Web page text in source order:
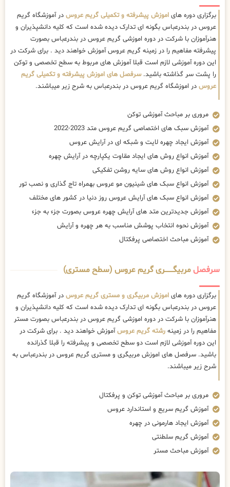
برگزاری دوره های اموزش پیشرفته و تکمیلی گریم عروس در آموزشگاه گریم
عروس در بندرعباس بگونه ای تدارک دیده شده است که کلیه دانشپذیران و
هنرآموزان با شرکت در دوره اموزشی گریم عروس در بندرعباس بصورت
پیشرفته مفاهیم را در زمینه گریم عروس آموزش خواهند دید . برای شرکت در
این دوره آموزشی لازم است قبلا آموزش های مربوط به سطح تخصصی و توکن
را پشت سر گذاشته باشید.سرفصل های اموزش پیشرفته و تکمیلی گریم
عروس در اموزشگاه گریم عروس در بندرعباس به شرح زیر میباشند.
مروری بر مباحث آموزشی توکن
آموزش سبک های اختصاصی گریم عروس متد 2023-2022
آموزش ایجاد چهره لایت و شبکه ای در آرایش عروس
آموزش انواع روش های ایجاد مقاوت یکپارچه در آرایش چهره
آموزش انواع روش های سایه روشن تفکیکی
آموزش انواع سبک های شینیون مو عروس بهمراه تاج گذاری و نصب تور
آموزش انواع سبک های آرایش عروس روز دنیا در کشور های مختلف
آموزش جدیدترین متد های آرایش چهره عروس بصورت جزء به جزء
آموزش نحوه انتخاب پوشش مناسب به هر چهره و آرایش
آموزش مباحث اختصاصی پرفکتال
سرفصلمربیگــــــــری گریم عروس (سطح مستری)
برگزاری دوره های اموزش مربیگری و مستری گریم عروس در آموزشگاه گریم
عروس در بندرعباس بگونه ای تدارک دیده شده است که کلیه دانشپذیران و
هنرآموزان با شرکت در دوره اموزشی گریم عروس در بندرعباس بصورت مستر
مفاهیم را در زمینه رشته گریم عروسآموزش خواهند دید . برای شرکت در
این دوره آموزشی لازم است دو سطح تخصصی و پیشرفته را قبلا گذرانده
باشید. سرفصل های اموزش مربیگری و مستری گریم عروس در بندرعباس به
شرح زیر میباشند.
مروری بر مباحث آموزشی توکن و پرفکتال
آموزش گریم سریع و استاندارد عروس
آموزش ایجاد هارمونی در چهره
آموزش گریم سلطنتی
آموزش مباحث مستر